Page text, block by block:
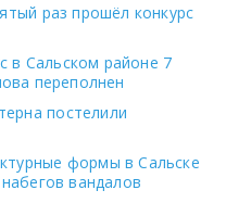
раз прошёл конкурс
в Сальском районе 7
переполнен
постелили
формы в Сальске
вандалов